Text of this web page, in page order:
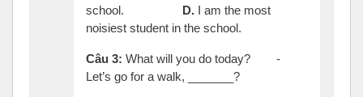
school. D. I am the most
noisiest student in the school.
Câu 3: What will you do today? -
Let’s go for a walk, _______?